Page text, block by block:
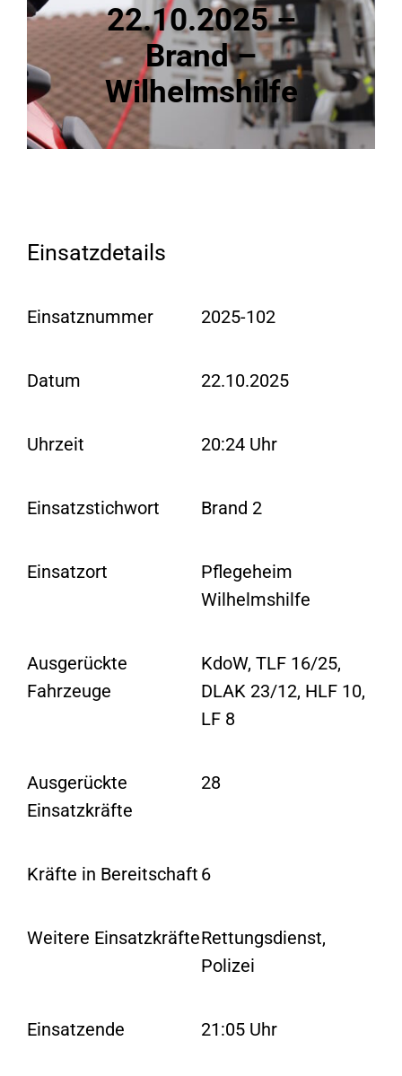
22.10.2025 –
Brand –
Wilhelmshilfe
Einsatzdetails
Einsatznummer 2025-102
Datum 22.10.2025
Uhrzeit 20:24 Uhr
Einsatzstichwort Brand 2
Einsatzort
Pflegeheim
Wilhelmshilfe
Ausgerückte
Fahrzeuge
KdoW, TLF 16/25,
DLAK 23/12, HLF 10,
LF 8
Ausgerückte
Einsatzkräfte
28
Kräfte in Bereitschaft 6
Weitere EinsatzkräfteRettungsdienst,
Polizei
Einsatzende 21:05 Uhr